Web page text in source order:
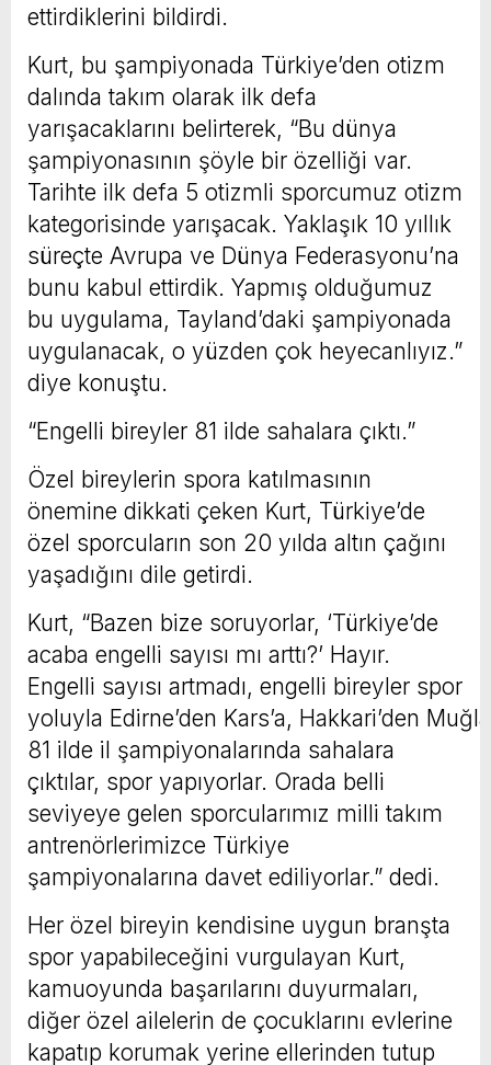
ettirdiklerini bildirdi.
Kurt, bu şampiyonada Türkiye’den otizm
dalında takım olarak ilk defa
yarışacaklarını belirterek, “Bu dünya
şampiyonasının şöyle bir özelliği var.
Tarihte ilk defa 5 otizmli sporcumuz otizm
kategorisinde yarışacak. Yaklaşık 10 yıllık
süreçte Avrupa ve Dünya Federasyonu’na
bunu kabul ettirdik. Yapmış olduğumuz
bu uygulama, Tayland’daki şampiyonada
uygulanacak, o yüzden çok heyecanlıyız.”
diye konuştu.
“Engelli bireyler 81 ilde sahalara çıktı.”
Özel bireylerin spora katılmasının
önemine dikkati çeken Kurt, Türkiye’de
özel sporcuların son 20 yılda altın çağını
yaşadığını dile getirdi.
Kurt, “Bazen bize soruyorlar, ‘Türkiye’de
acaba engelli sayısı mı arttı?’ Hayır.
Engelli sayısı artmadı, engelli bireyler spor
yoluyla Edirne’den Kars’a, Hakkari’den
81 ilde il şampiyonalarında sahalara
çıktılar, spor yapıyorlar. Orada belli
seviyeye gelen sporcularımız milli takım
antrenörlerimizce Türkiye
şampiyonalarına davet ediliyorlar.” dedi.
Her özel bireyin kendisine uygun branşta
spor yapabileceğini vurgulayan Kurt,
kamuoyunda başarılarını duyurmaları,
diğer özel ailelerin de çocuklarını evlerine
kapatıp korumak yerine ellerinden tutup